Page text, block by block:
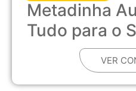
Metadinha
Tudo para o
VER